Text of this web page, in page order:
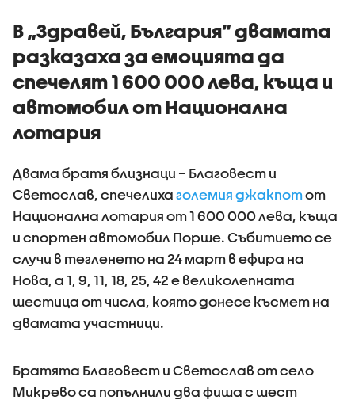
В „Здравей, България” двамата
разказаха за емоцията да
спечелят 1 600 000 лева, къща и
автомобил от Национална
лотария
Двама братя близнаци – Благовест и
Светослав, спечелиха големия джакпотот
Национална лотария от 1 600 000 лева, къща
и спортен автомобил Порше. Събитието се
случи в тегленето на 24 март в ефира на
Нова, а 1, 9, 11, 18, 25, 42 е великолепната
шестица от числа, която донесе късмет на
двамата участници.
Братята Благовест и Светослав от село
Микрево са попълнили два фиша с шест